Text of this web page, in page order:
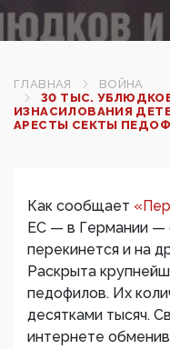
ГЛАВНАЯ
ВОЙНА
30 ТЫС.
ИЗНАСИЛОВАНИЯ
АРЕСТЫ СЕКТЫ
Как сообщает
ЕС — в Германии —
перекинется и на
Раскрыта
педофилов. Их
десятками тысяч.
интернете